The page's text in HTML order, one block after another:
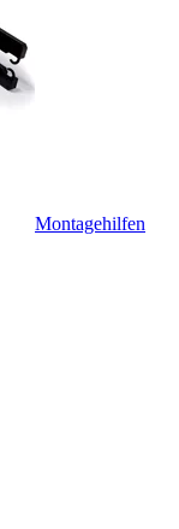
Montagehilfen